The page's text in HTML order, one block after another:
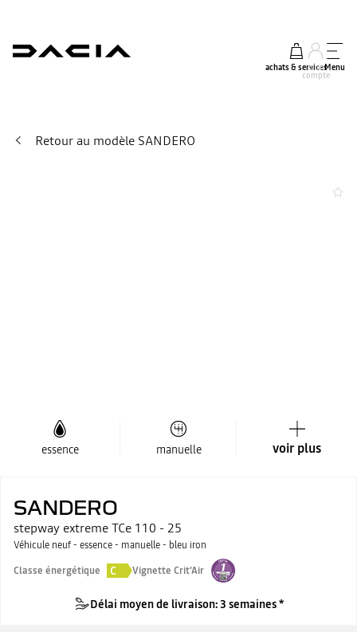
achats & services
mon
compte
Menu
Retour au modèle SANDERO
essence manuelle voir plus
SANDERO
stepway extreme TCe 110 - 25
Véhicule neuf - essence - manuelle - bleu iron
Classe énergétique
C Vignette Crit'Air
Délai moyen de livraison: 3 semaines *